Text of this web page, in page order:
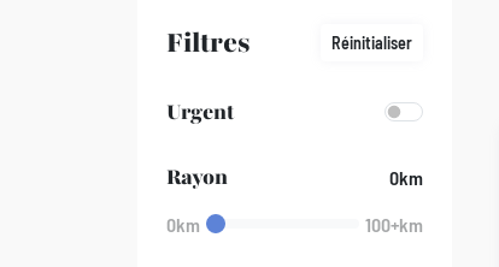
Filtres Réinitialiser
Urgent
Rayon 0km
0km 100+km